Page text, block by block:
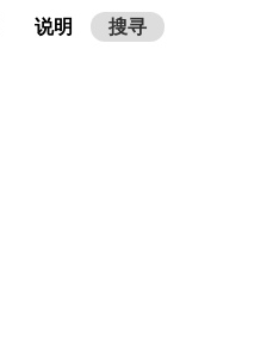
说明 搜寻